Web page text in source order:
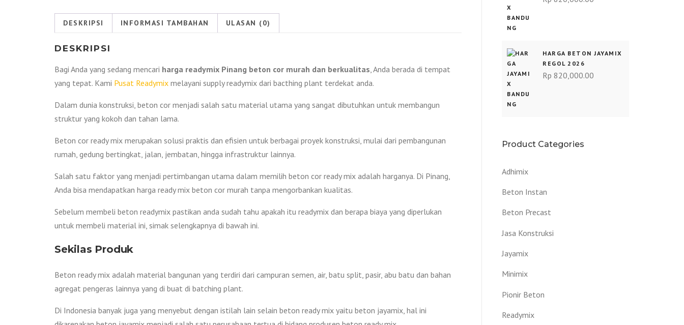
Per
DESKRIPSI INFORMASI TAMBAHAN ULASAN (0)
DESKRIPSI
Bagi Anda yang sedang mencari harga readymix Pinang beton cor murah dan berkualitas, Anda berada di tempat
yang tepat. Kami Pusat Readymix melayani supply readymix dari bacthing plant terdekat anda.
Dalam dunia konstruksi, beton cor menjadi salah satu material utama yang sangat dibutuhkan untuk membangun
struktur yang kokoh dan tahan lama.
Beton cor ready mix merupakan solusi praktis dan efisien untuk berbagai proyek konstruksi, mulai dari pembangunan
rumah, gedung bertingkat, jalan, jembatan, hingga infrastruktur lainnya.
Salah satu faktor yang menjadi pertimbangan utama dalam memilih beton cor ready mix adalah harganya. Di Pinang,
Anda bisa mendapatkan harga ready mix beton cor murah tanpa mengorbankan kualitas.
Sebelum membeli beton readymix pastikan anda sudah tahu apakah itu readymix dan berapa biaya yang diperlukan
untuk membeli material ini, simak selengkapnya di bawah ini.
Sekilas Produk
Beton ready mix adalah material bangunan yang terdiri dari campuran semen, air, batu split, pasir, abu batu dan bahan
agregat pengeras lainnya yang di buat di batching plant.
Di Indonesia banyak juga yang menyebut dengan istilah lain selain beton ready mix yaitu beton jayamix, hal ini
HARGA BETON JAYAMIX
REGOL 2026
Rp 820,000.00
Product Categories
Adhimix
Beton Instan
Beton Precast
Jasa Konstruksi
Jayamix
Minimix
Pionir Beton
Readymix